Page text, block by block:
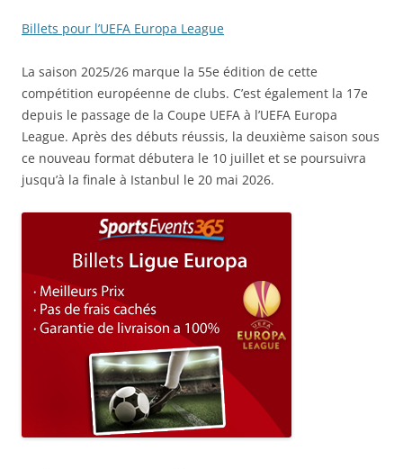
Billets pour l’UEFA Europa League
La saison 2025/26 marque la 55e édition de cette
compétition européenne de clubs. C’est également la 17e
depuis le passage de la Coupe UEFA à l’UEFA Europa
League. Après des débuts réussis, la deuxième saison sous
ce nouveau format débutera le 10 juillet et se poursuivra
jusqu’à la finale à Istanbul le 20 mai 2026.